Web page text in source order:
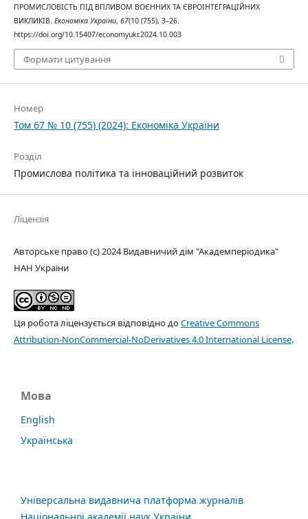
ПРОМИСЛОВІСТЬ ПІД ВПЛИВОМ ВОЄННИХ ТА ЄВРОІНТЕГРАЦІЙНИХ
ВИКЛИКІВ. Економіка України, 67(10 (755), 3–26.
https://doi.org/10.15407/economyukr.2024.10.003
Формати цитування
Номер
Том 67 № 10 (755) (2024): Економіка України
Розділ
Промислова політика та інноваційний розвиток
Ліцензія
Авторське право (c) 2024 Видавничий дім "Академперіодика"
НАН України
Ця робота ліцензується відповідно доCreative Commons
Attribution-NonCommercial-NoDerivatives 4.0 International License.
Мова
English
Українська
Універсальна видавнича платформа журналів